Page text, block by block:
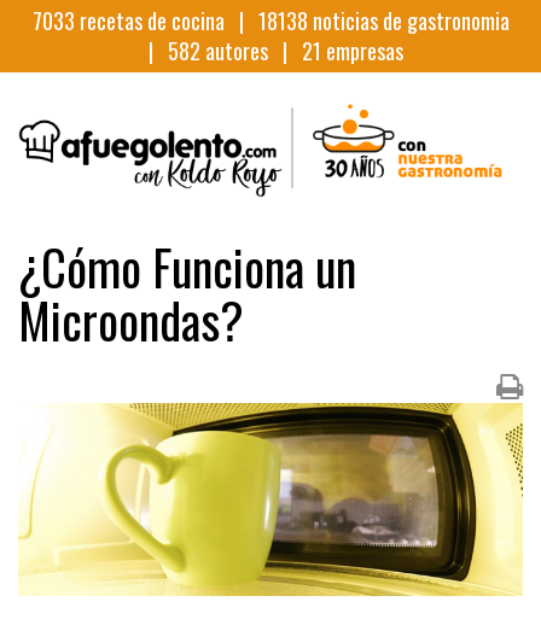
7033 recetas de cocina | 18138 noticias de gastronomia
| 582 autores | 21 empresas
¿Cómo Funciona un
Microondas?